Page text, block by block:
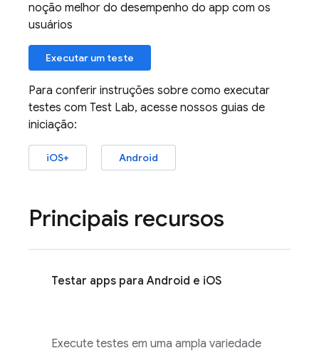
noção melhor do desempenho do app com os
usuários
Executar um teste
Para conferir instruções sobre como executar
testes com Test Lab, acesse nossos guias de
iniciação:
iOS+ Android
Principais recursos
Testar apps para Android e iOS
Execute testes em uma ampla variedade